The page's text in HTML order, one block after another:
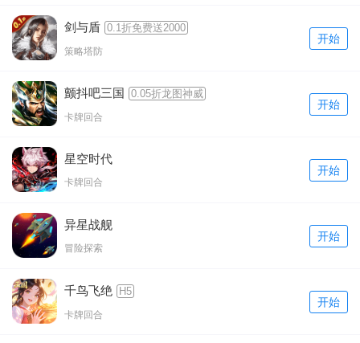
剑与盾 0.1折免费送2000
策略塔防
开始
颤抖吧三国 0.05折龙图神威
卡牌回合
开始
星空时代
卡牌回合
开始
异星战舰
冒险探索
开始
千鸟飞绝 H5
卡牌回合
开始